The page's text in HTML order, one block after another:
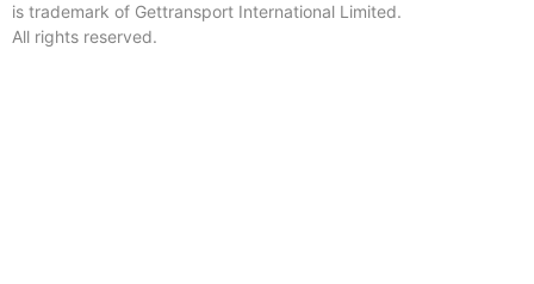
is trademark of Gettransport International Limited.
All rights reserved.